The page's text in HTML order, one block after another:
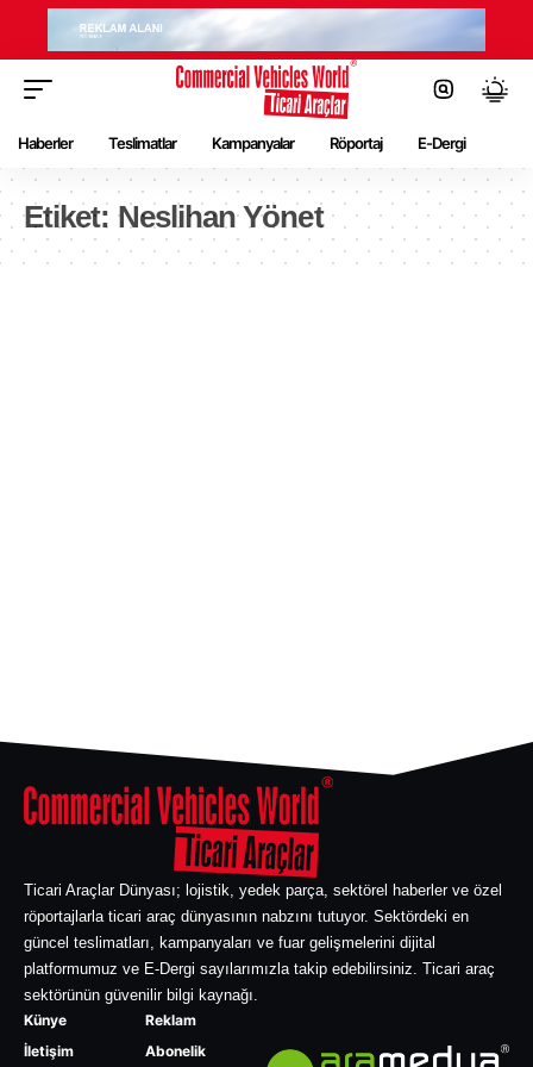
Haberler Teslimatlar Kampanyalar Röportaj E-Dergi
Etiket: Neslihan Yönet
Ticari Araçlar Dünyası; lojistik, yedek parça, sektörel haberler ve özel
röportajlarla ticari araç dünyasının nabzını tutuyor. Sektördeki en
güncel teslimatları, kampanyaları ve fuar gelişmelerini dijital
platformumuz ve E-Dergi sayılarımızla takip edebilirsiniz. Ticari araç
sektörünün güvenilir bilgi kaynağı.
Künye
İletişim
Reklam
Abonelik